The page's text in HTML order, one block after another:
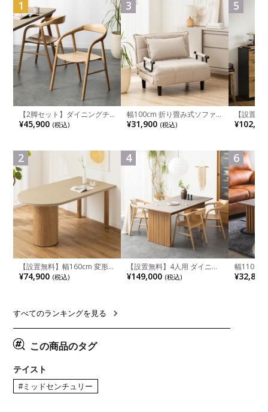
1
【2脚セット】ダイニングチ
ェア 木製 LUGA 肘付き チェ
ア 天然木 リビング椅子 板座
ュラル ブラウン 完成品
¥45,900 (税込)
2
【設置無料】幅160cm 変形
半円 ダイニングテーブル モ
ルタル風 LENAS コンクリー
リア風 グレージュ
¥74,900 (税込)
3
幅100cm 折り畳み式ソファ
ベッド コンパクト リクライ
ニング カウチスタイル 省ス
¥31,900 (税込)
4
【設置無料】4人用 ダイニン
グテーブルセット 5点 LUGA
セラミックテーブル おしゃれ
¥149,000 (税込)
5
【設置
チンカウ
板 引き出
れ ウッデ
ル グレー
6
幅110cm
木目調 リ
付き 長方
¥32,800
すべてのランキングを見る
この商品のタグ
テイスト
#ミッドセンチュリー